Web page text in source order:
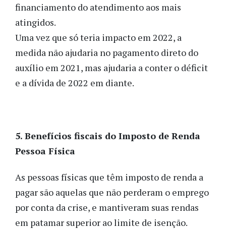
financiamento do atendimento aos mais
atingidos.
Uma vez que só teria impacto em 2022, a
medida não ajudaria no pagamento direto do
auxílio em 2021, mas ajudaria a conter o déficit
e a dívida de 2022 em diante.
5. Benefícios fiscais do Imposto de Renda
Pessoa Física
As pessoas físicas que têm imposto de renda a
pagar são aquelas que não perderam o emprego
por conta da crise, e mantiveram suas rendas
em patamar superior ao limite de isenção.